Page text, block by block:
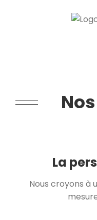
La
Nous croyons à